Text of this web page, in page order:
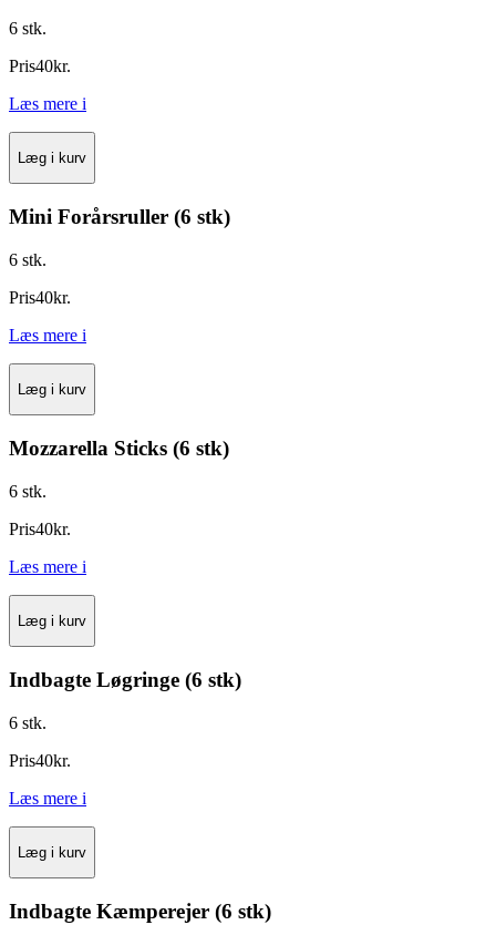
6 stk.
Pris40kr.
Læs mere i
Læg i kurv
Mini Forårsruller (6 stk)
6 stk.
Pris40kr.
Læs mere i
Læg i kurv
Mozzarella Sticks (6 stk)
6 stk.
Pris40kr.
Læs mere i
Læg i kurv
Indbagte Løgringe (6 stk)
6 stk.
Pris40kr.
Læs mere i
Læg i kurv
Indbagte Kæmperejer (6 stk)